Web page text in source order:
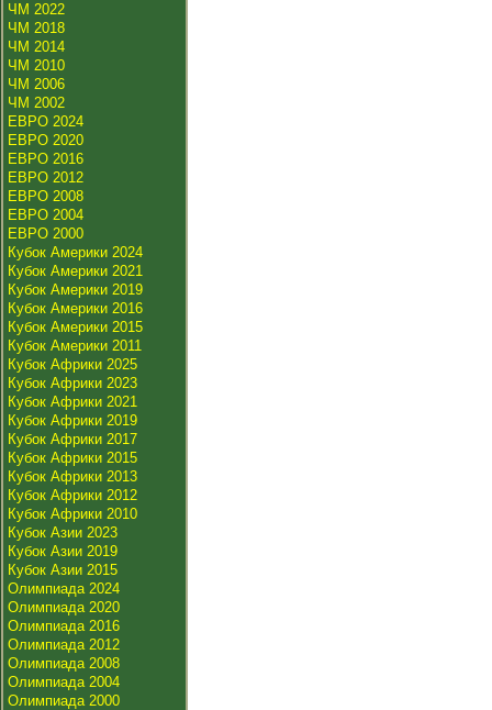
ЧМ 2022
ЧМ 2018
ЧМ 2014
ЧМ 2010
ЧМ 2006
ЧМ 2002
ЕВРО 2024
ЕВРО 2020
ЕВРО 2016
ЕВРО 2012
ЕВРО 2008
ЕВРО 2004
ЕВРО 2000
Кубок Америки 2024
Кубок Америки 2021
Кубок Америки 2019
Кубок Америки 2016
Кубок Америки 2015
Кубок Америки 2011
Кубок Африки 2025
Кубок Африки 2023
Кубок Африки 2021
Кубок Африки 2019
Кубок Африки 2017
Кубок Африки 2015
Кубок Африки 2013
Кубок Африки 2012
Кубок Африки 2010
Кубок Азии 2023
Кубок Азии 2019
Кубок Азии 2015
Олимпиада 2024
Олимпиада 2020
Олимпиада 2016
Олимпиада 2012
Олимпиада 2008
Олимпиада 2004
Олимпиада 2000